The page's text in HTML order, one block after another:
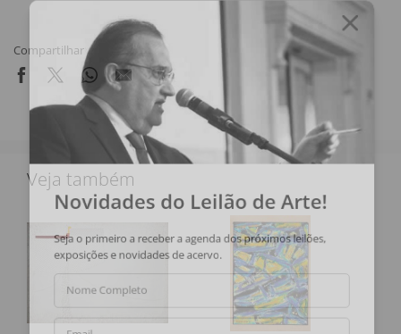
Compartilhar
Veja também
Novidades do Leilão de Arte!
Seja o primeiro a receber a agenda dos próximos leilões,
exposições e novidades de acervo.
Nome Completo